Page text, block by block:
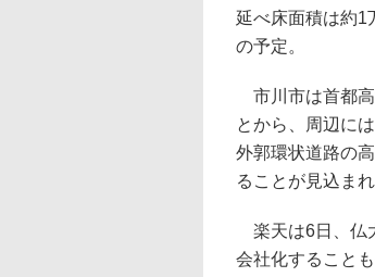
延べ床面積は約1
の予定。
市川市は首都高
とから、周辺に
外郭環状道路の
ることが見込まれ
楽天は6日、仏
会社化すること